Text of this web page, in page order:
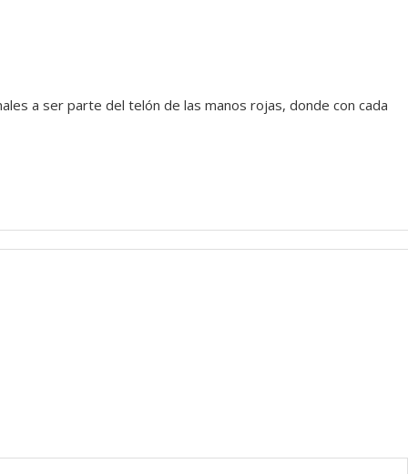
a ser parte del telón de las manos rojas, donde con cada